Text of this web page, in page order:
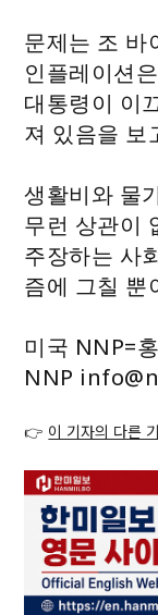
문제는 조 바
인플레이션
대통령이 이
져 있음을 보
생활비와 물
무런 상관이
주장하는 사
즘에 그칠 뿐
미국 NNP=
NNP
👉 이 기자의 다른